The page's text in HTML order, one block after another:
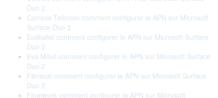
Duo 2
Correos Telecom comment configurer le APN sur Microsoft
Surface Duo 2
Euskaltel comment configurer le APN sur Microsoft Surface
Duo 2
Eva Móvil comment configurer le APN sur Microsoft Surface
Duo 2
Fibracat comment configurer le APN sur Microsoft Surface
Duo 2
Finetwork comment configurer le APN sur Microsoft